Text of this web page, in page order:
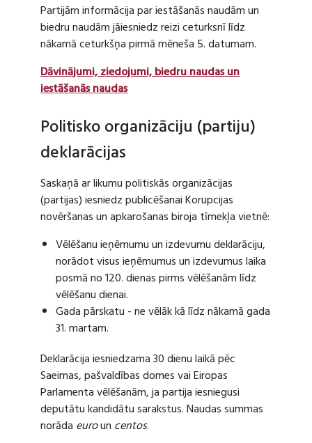
Partijām informācija par iestāšanās naudām un
biedru naudām jāiesniedz reizi ceturksnī līdz
nākamā ceturkšņa pirmā mēneša 5. datumam.
Dāvinājumi, ziedojumi, biedru naudas un
iestāšanās naudas
Politisko organizāciju (partiju)
deklarācijas
Saskaņā ar likumu politiskās organizācijas
(partijas) iesniedz publicēšanai Korupcijas
novēršanas un apkarošanas biroja tīmekļa vietnē:
Vēlēšanu ieņēmumu un izdevumu deklarāciju,
norādot visus ieņēmumus un izdevumus laika
posmā no 120. dienas pirms vēlēšanām līdz
vēlēšanu dienai.
Gada pārskatu - ne vēlāk kā līdz nākamā gada
31. martam.
Deklarācija iesniedzama 30 dienu laikā pēc
Saeimas, pašvaldības domes vai Eiropas
Parlamenta vēlēšanām, ja partija iesniegusi
deputātu kandidātu sarakstus. Naudas summas
norāda euroun centos.